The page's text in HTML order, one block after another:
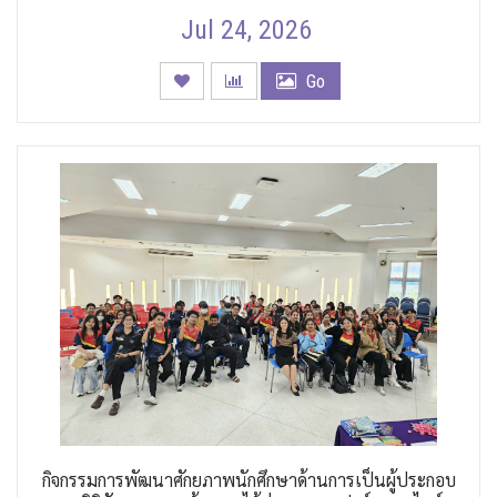
Jul 24, 2026
Go
กิจกรรมการพัฒนาศักยภาพนักศึกษาด้านการเป็นผู้ประกอบ